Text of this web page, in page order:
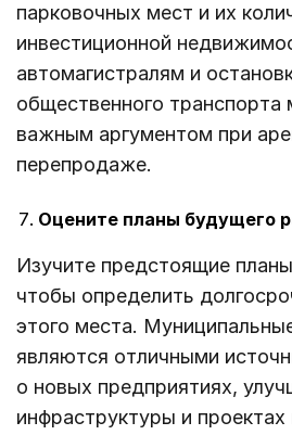
парковочных мест и их
инвестиционной
автомагистралям и
общественного транспорта
важным аргументом при
перепродаже.
Оцените планы будущего
Изучите предстоящие
чтобы определить
этого места.
являются отличными
о новых предприятиях,
инфраструктуры и